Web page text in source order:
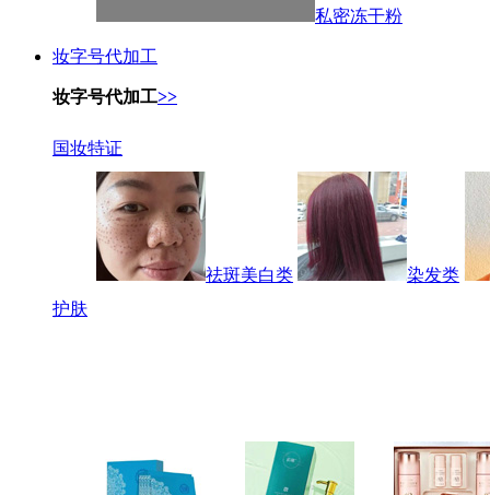
私密冻干粉
妆字号代加工
妆字号代加工>>
国妆特证
祛斑美白类
染发类
护肤